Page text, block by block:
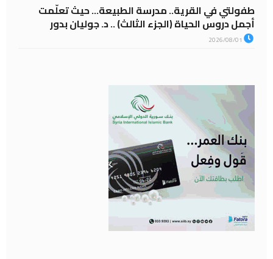
طفولتي في القرية.. مدرسة الطبيعة… حيث تعلّمت
أجمل دروس الحياة (الجزء الثالث) .. د. جوليان بدور